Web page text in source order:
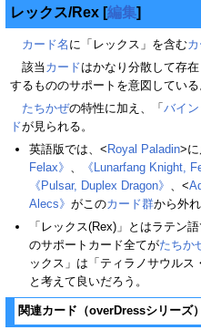
レックス/Rex [編集]
カード名 に「レックス」を含む
該当 カードはかなり分散して存
するもののサポートを意図している
たちかぜの特性に加え、「 バイ
ドが見られる。
英語版では、< Royal Paladin>に
Felax》 、 《Lunarfang Knight,
《Pulsar, Duplex Dragon》 、<
Alecs》 がこのカード群から外れ
「レックス(Rex)」とはラテン
のサポートカード全てがたちか
ックス」は「ティラノサウルス
と考えて良いだろう。
関連カード（overDressシリーズ）